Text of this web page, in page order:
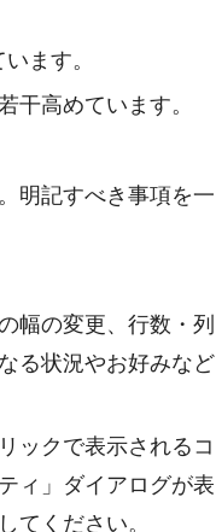
ます。
干高めています。
明記すべき事項を一
幅の変更、行数・列
る状況やお好みなど
ックで表示されるコ
ィ」ダイアログが表
てください。